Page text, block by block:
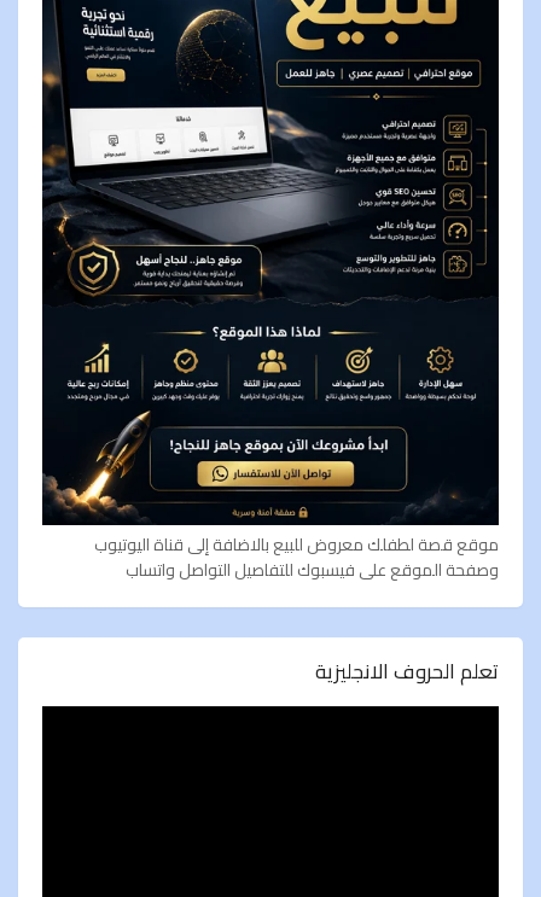
موقع قصة لطفلك معروض للبيع بالاضافة إلى قناة اليوتيوب
وصفحة الموقع على فيسبوك للتفاصيل التواصل واتساب
تعلم الحروف الانجليزية